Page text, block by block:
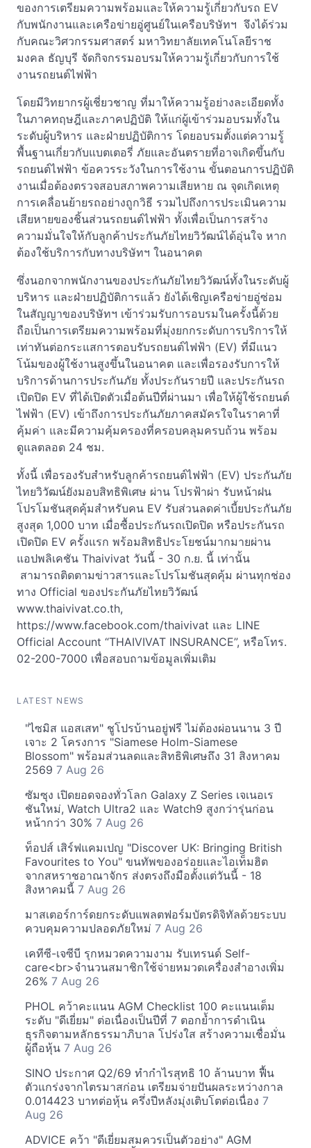
ของการเตรียมความพร้อมและให้ความรู้เกี่ยวกับรถ EV
กับพนักงานและเครือข่ายอู่ศูนย์ในเครือบริษัทฯ จึงได้ร่วม
กับคณะวิศวกรรมศาสตร์ มหาวิทยาลัยเทคโนโลยีราช
มงคล ธัญบุรี จัดกิจกรรมอบรมให้ความรู้เกี่ยวกับการใช้
งานรถยนต์ไฟฟ้า
โดยมีวิทยากรผู้เชี่ยวชาญ ที่มาให้ความรู้อย่างละเอียดทั้ง
ในภาคทฤษฎีและภาคปฏิบัติ ให้แก่ผู้เข้าร่วมอบรมทั้งใน
ระดับผู้บริหาร และฝ่ายปฏิบัติการ โดยอบรมตั้งแต่ความรู้
พื้นฐานเกี่ยวกับแบตเตอรี่ ภัยและอันตรายที่อาจเกิดขึ้นกับ
รถยนต์ไฟฟ้า ข้อควรระวังในการใช้งาน ขั้นตอนการปฏิบัติ
งานเมื่อต้องตรวจสอบสภาพความเสียหาย ณ จุดเกิดเหตุ
การเคลื่อนย้ายรถอย่างถูกวิธี รวมไปถึงการประเมินความ
เสียหายของชิ้นส่วนรถยนต์ไฟฟ้า ทั้งเพื่อเป็นการสร้าง
ความมั่นใจให้กับลูกค้าประกันภัยไทยวิวัฒน์ได้อุ่นใจ หาก
ต้องใช้บริการกับทางบริษัทฯ ในอนาคต
ซึ่งนอกจากพนักงานของประกันภัยไทยวิวัฒน์ทั้งในระดับผู้
บริหาร และฝ่ายปฏิบัติการแล้ว ยังได้เชิญเครือข่ายอู่ซ่อม
ในสัญญาของบริษัทฯ เข้าร่วมรับการอบรมในครั้งนี้ด้วย
ถือเป็นการเตรียมความพร้อมที่มุ่งยกกระดับการบริการให้
เท่าทันต่อกระแสการตอบรับรถยนต์ไฟฟ้า (EV) ที่มีแนว
โน้มของผู้ใช้งานสูงขึ้นในอนาคต และเพื่อรองรับการให้
บริการด้านการประกันภัย ทั้งประกันรายปี และประกันรถ
เปิดปิด EV ที่ได้เปิดตัวเมื่อต้นปีที่ผ่านมา เพื่อให้ผู้ใช้รถยนต์
ไฟฟ้า (EV) เข้าถึงการประกันภัยภาคสมัครใจในราคาที่
คุ้มค่า และมีความคุ้มครองที่ครอบคลุมครบถ้วน พร้อม
ดูแลตลอด 24 ชม.
ทั้งนี้ เพื่อรองรับสำหรับลูกค้ารถยนต์ไฟฟ้า (EV) ประกันภัย
ไทยวิวัฒน์ยังมอบสิทธิพิเศษ ผ่าน โปรฟ้าผ่า รับหน้าฝน
โปรโมชันสุดคุ้มสำหรับคน EV รับส่วนลดค่าเบี้ยประกันภัย
สูงสุด 1,000 บาท เมื่อซื้อประกันรถเปิดปิด หรือประกันรถ
เปิดปิด EV ครั้งแรก พร้อมสิทธิประโยชน์มากมายผ่าน
แอปพลิเคชัน Thaivivat วันนี้ - 30 ก.ย. นี้ เท่านั้น
สามารถติดตามข่าวสารและโปรโมชันสุดคุ้ม ผ่านทุกช่อง
ทาง Official ของประกันภัยไทยวิวัฒน์
www.thaivivat.co.th,
https://www.facebook.com/thaivivat และ LINE
Official Account “THAIVIVAT INSURANCE”, หรือโทร.
02-200-7000 เพื่อสอบถามข้อมูลเพิ่มเติม
LATEST NEWS
"ไซมิส แอสเสท" ชูโปรบ้านอยู่ฟรี ไม่ต้องผ่อนนาน 3 ปี
เจาะ 2 โครงการ "Siamese Holm-Siamese
Blossom" พร้อมส่วนลดและสิทธิพิเศษถึง 31 สิงหาคม
2569 7 Aug 26
ซัมซุง เปิดยอดจองทั่วโลก Galaxy Z Series เจเนอเร
ชันใหม่, Watch Ultra2 และ Watch9 สูงกว่ารุ่นก่อน
หน้ากว่า 30% 7 Aug 26
ท็อปส์ เสิร์ฟแคมเปญ "Discover UK: Bringing British
Favourites to You" ขนทัพของอร่อยและไอเท็มฮิต
จากสหราชอาณาจักร ส่งตรงถึงมือตั้งแต่วันนี้ - 18
สิงหาคมนี้ 7 Aug 26
มาสเตอร์การ์ดยกระดับแพลตฟอร์มบัตรดิจิทัลด้วยระบบ
ควบคุมความปลอดภัยใหม่ 7 Aug 26
เคทีซี-เจซีบี รุกหมวดความงาม รับเทรนด์ Self-
care<br>จำนวนสมาชิกใช้จ่ายหมวดเครื่องสำอางเพิ่ม
26% 7 Aug 26
PHOL คว้าคะแนน AGM Checklist 100 คะแนนเต็ม
ระดับ "ดีเยี่ยม" ต่อเนื่องเป็นปีที่ 7 ตอกย้ำการดำเนิน
ธุรกิจตามหลักธรรมาภิบาล โปร่งใส สร้างความเชื่อมั่น
ผู้ถือหุ้น 7 Aug 26
SINO ประกาศ Q2/69 ทำกำไรสุทธิ 10 ล้านบาท ฟื้น
ตัวแกร่งจากไตรมาสก่อน เตรียมจ่ายปันผลระหว่างกาล
0.014423 บาทต่อหุ้น ครึ่งปีหลังมุ่งเติบโตต่อเนื่อง 7
Aug 26
ADVICE คว้า "ดีเยี่ยมสมควรเป็นตัวอย่าง" AGM